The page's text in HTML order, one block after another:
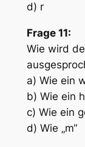
d) r
Frage 11:
Wie wird
a) Wie ein
b) Wie ein
c) Wie ein
d) Wie „m“